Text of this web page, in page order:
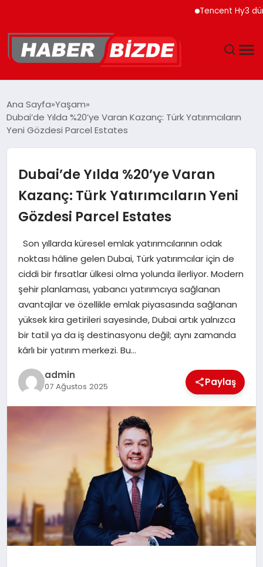
Tencent Hy3 dünya
YAŞAM
MAGAZIN
SPOR
TEKNOLOJI
Ana Sayfa Yaşam
Dubai’de Yılda %20’ye Varan Kazanç: Türk Yatırımcıların
Yeni Gözdesi Parcel Estates
Dubai’de Yılda %20’ye Varan
Kazanç: Türk Yatırımcıların Yeni
Gözdesi Parcel Estates
Son yıllarda küresel emlak yatırımcılarının odak
noktası hâline gelen Dubai, Türk yatırımcılar için de
ciddi bir fırsatlar ülkesi olma yolunda ilerliyor. Modern
şehir planlaması, yabancı yatırımcıya sağlanan
avantajlar ve özellikle emlak piyasasında sağlanan
yüksek kira getirileri sayesinde, Dubai artık yalnızca
bir tatil ya da iş destinasyonu değil; aynı zamanda
kârlı bir yatırım merkezi. Bu…
admin
07 Ağustos 2025 Paylaş